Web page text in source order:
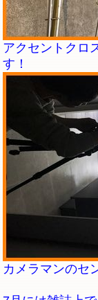
アクセントクロ
す！
カメラマンのセ